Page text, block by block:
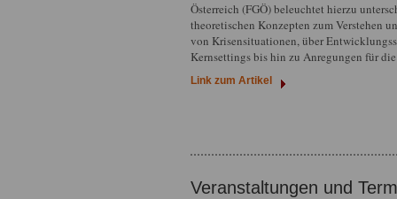
Österreich (FGÖ) beleuchtet hierzu
theoretischen Konzepten zum Verstehen
von Krisensituationen, über
Kernsettings bis hin zu Anregungen für
Link zum Artikel
Veranstaltungen und